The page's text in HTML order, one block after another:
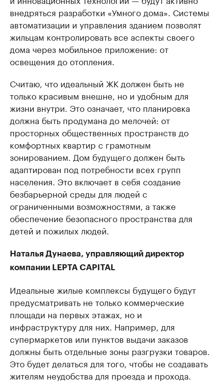
внедряться разработки «Умного дома». Системы
автоматизации и управления зданием позволят
жильцам контролировать все аспекты своего
дома через мобильное приложение: от
освещения до отопления.
Считаю, что идеальный ЖК должен быть не
только красивым внешне, но и удобным для
жизни внутри. Это означает, что планировка
должна быть продумана до мелочей: от
просторных общественных пространств до
комфортных квартир с грамотным
зонированием. Дом будущего должен быть
адаптирован под потребности всех групп
населения. Это включает в себя создание
безбарьерной среды для людей с
ограниченными возможностями, а также
обеспечение безопасного пространства для
детей и пожилых людей.
Наталья Дунаева, управляющий директор
компании LEPTA CAPITAL
Идеальные жилые комплексы будущего будут
предусматривать не только коммерческие
площади на первых этажах, но и
инфраструктуру для них. Например, для
супермаркетов или пунктов выдачи заказов
должны быть отдельные зоны разгрузки товаров.
Это будет делаться для того, чтобы не создавать
жителям неудобства для проезда и прохода.